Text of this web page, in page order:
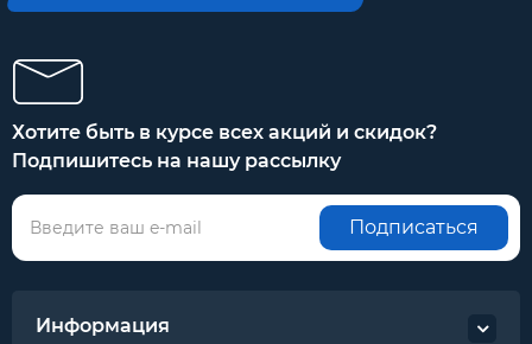
Хотите быть в курсе всех акций и скидок?
Подпишитесь на нашу рассылку
Подписаться
Информация